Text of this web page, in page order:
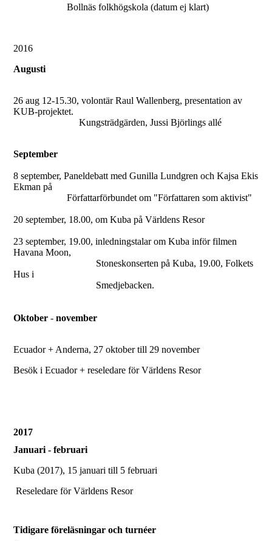
Bollnäs folkhögskola (datum ej klart)
2016
Augusti
26 aug 12-15.30, volontär Raul Wallenberg, presentation av
KUB-projektet.
Kungsträdgärden, Jussi Björlings allé
September
8 september, Paneldebatt med Gunilla Lundgren och Kajsa Ekis
Ekman på
Författarförbundet om "Författaren som aktivist"
20 september, 18.00, om Kuba på Världens Resor
23 september, 19.00, inledningstalar om Kuba inför filmen
Havana Moon,
Stoneskonserten på Kuba, 19.00, Folkets
Hus i
Smedjebacken.
Oktober -november
Ecuador + Anderna, 27 oktober till 29 november
Besök i Ecuador + reseledare för Världens Resor
2017
Januari - februari
Kuba (2017), 15 januari till 5 februari
Reseledare för Världens Resor
Tidigare föreläsningar och turnéer